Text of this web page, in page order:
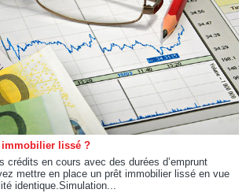
immobilier lissé ?
crédits en cours avec des durées d’emprunt
mettre en place un prêt immobilier lissé en vue
identique.Simulation...